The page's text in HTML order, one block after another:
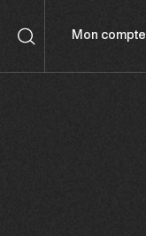
Mon compte